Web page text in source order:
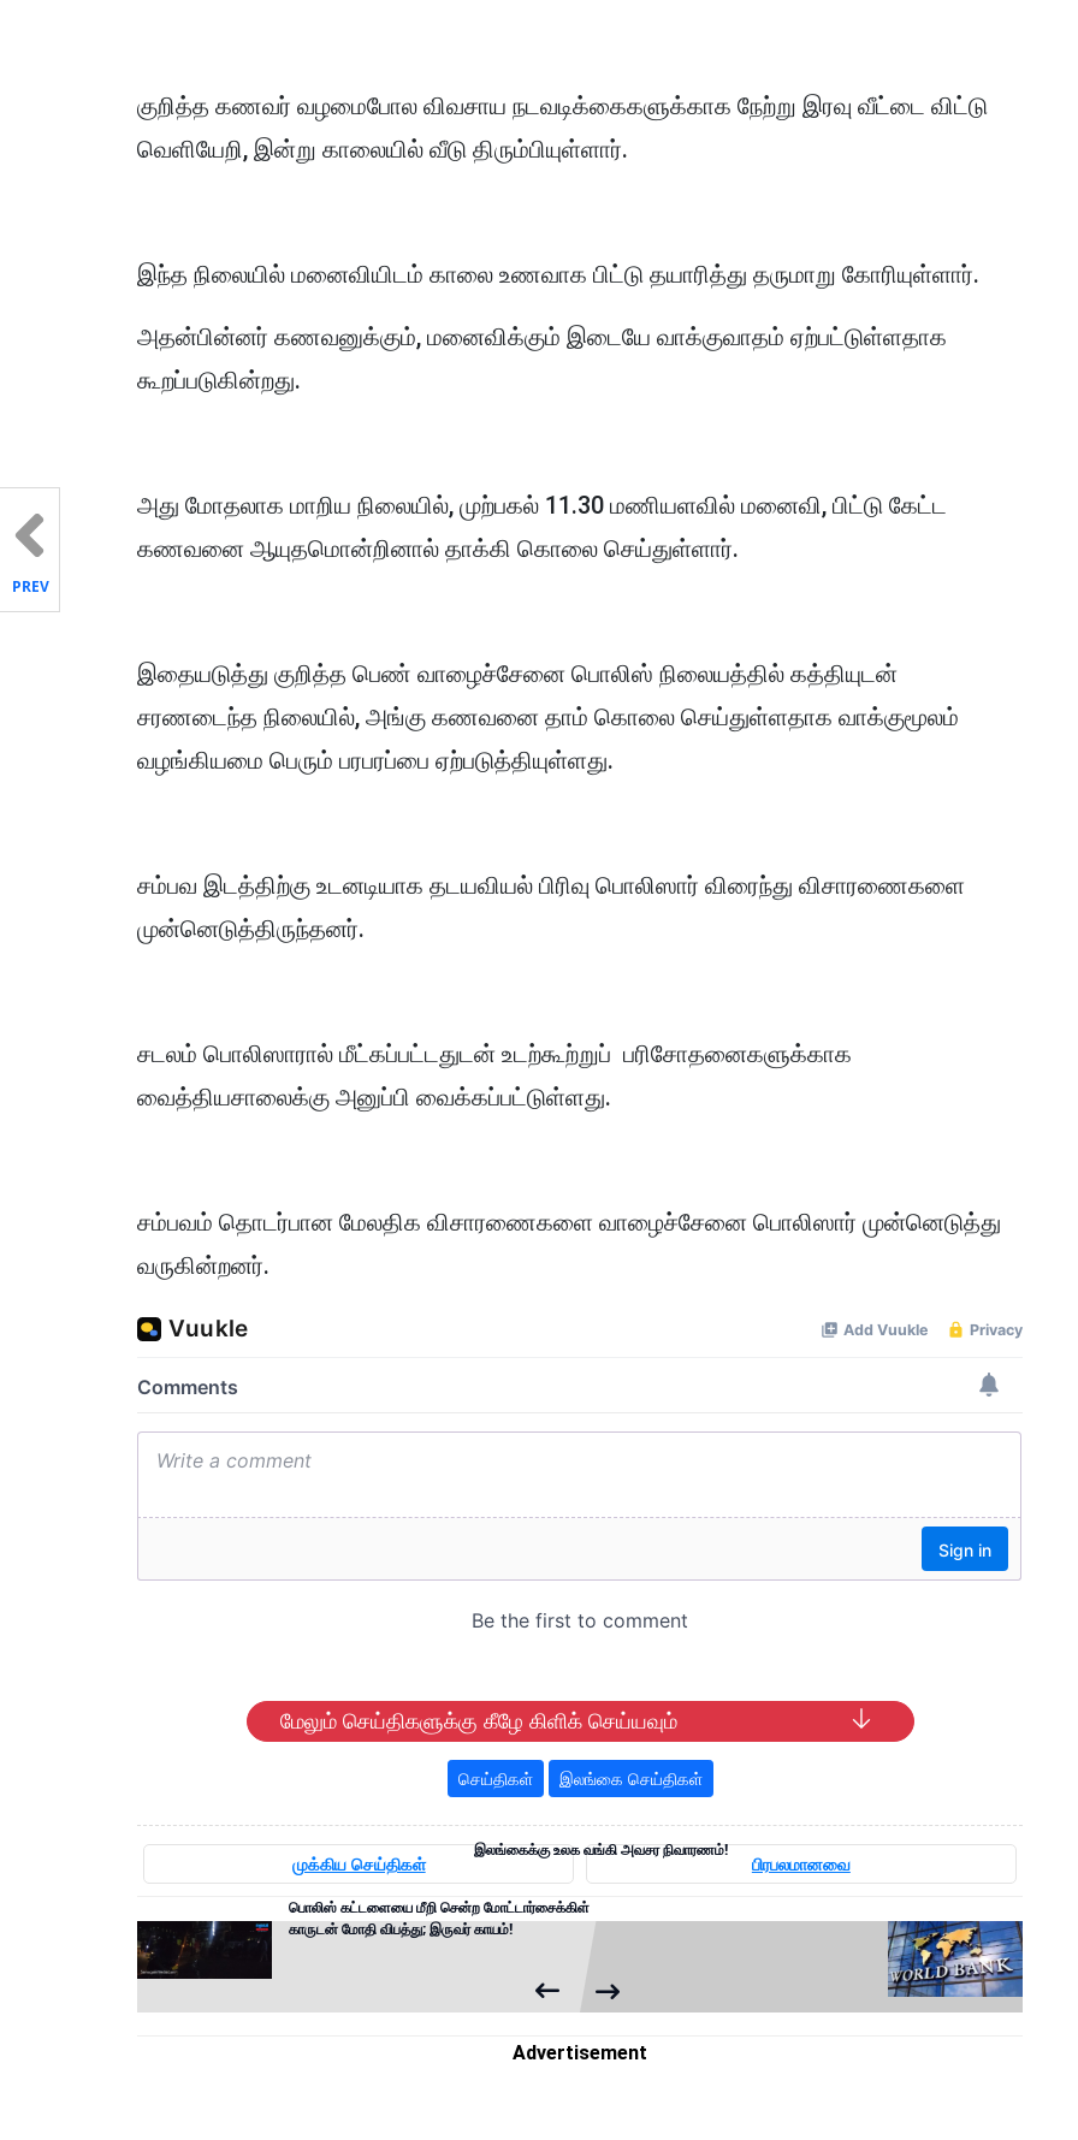
குறித்த கணவர் வழமைபோல விவசாய நடவடிக்கைகளுக்காக நேற்று இரவு வீட்டை விட்டு
வெளியேறி, இன்று காலையில் வீடு திரும்பியுள்ளார்.
இந்த நிலையில் மனைவியிடம் காலை உணவாக பிட்டு தயாரித்து தருமாறு கோரியுள்ளார்.
அதன்பின்னர் கணவனுக்கும், மனைவிக்கும் இடையே வாக்குவாதம் ஏற்பட்டுள்ளதாக
கூறப்படுகின்றது.
அது மோதலாக மாறிய நிலையில், முற்பகல் 11.30 மணியளவில் மனைவி, பிட்டு கேட்ட
கணவனை ஆயுதமொன்றினால் தாக்கி கொலை செய்துள்ளார்.
இதையடுத்து குறித்த பெண் வாழைச்சேனை பொலிஸ் நிலையத்தில் கத்தியுடன்
சரணடைந்த நிலையில், அங்கு கணவனை தாம் கொலை செய்துள்ளதாக வாக்குமூலம்
வழங்கியமை பெரும் பரபரப்பை ஏற்படுத்தியுள்ளது.
சம்பவ இடத்திற்கு உடனடியாக தடயவியல் பிரிவு பொலிஸார் விரைந்து விசாரணைகளை
முன்னெடுத்திருந்தனர்.
சடலம் பொலிஸாரால் மீட்கப்பட்டதுடன் உடற்கூற்றுப் பரிசோதனைகளுக்காக
வைத்தியசாலைக்கு அனுப்பி வைக்கப்பட்டுள்ளது.
சம்பவம் தொடர்பான மேலதிக விசாரணைகளை வாழைச்சேனை பொலிஸார் முன்னெடுத்து
வருகின்றனர்.
மேலும் செய்திகளுக்கு கீழே கிளிக் செய்யவும்
செய்திகள் இலங்கை செய்திகள்
முக்கிய செய்திகள் பிரபலமானவை
பொலிஸ் கட்டளையை மீறி சென்ற மோட்டார்சைக்கிள்
காருடன் மோதி விபத்து; இருவர் காயம்!
இலங்கைக்கு உலக வங்கி அவசர நிவாரணம்!
PREV
Advertisement